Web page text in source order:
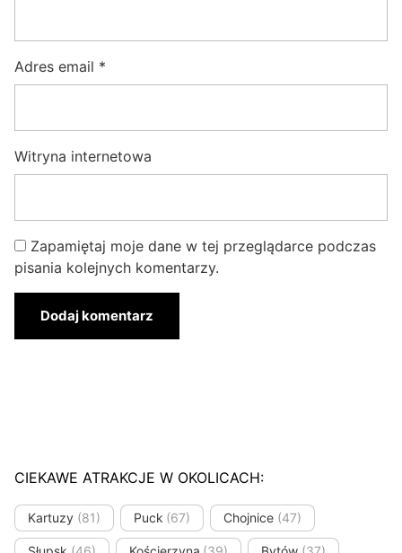
Adres email *
Witryna internetowa
Zapamiętaj moje dane w tej przeglądarce podczas
pisania kolejnych komentarzy.
CIEKAWE ATRAKCJE W OKOLICACH:
Kartuzy (81) Puck (67) Chojnice (47)